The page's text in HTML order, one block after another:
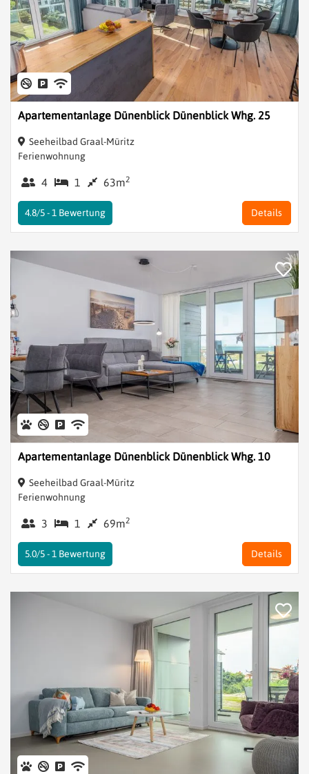
Apartementanlage Dünenblick Dünenblick Whg. 25
Seeheilbad Graal-Müritz
Ferienwohnung
4 1 63m2
Details
4.8/5 -1 Bewertung
Apartementanlage Dünenblick Dünenblick Whg. 10
Seeheilbad Graal-Müritz
Ferienwohnung
3 1 69m2
Details
5.0/5 -1 Bewertung